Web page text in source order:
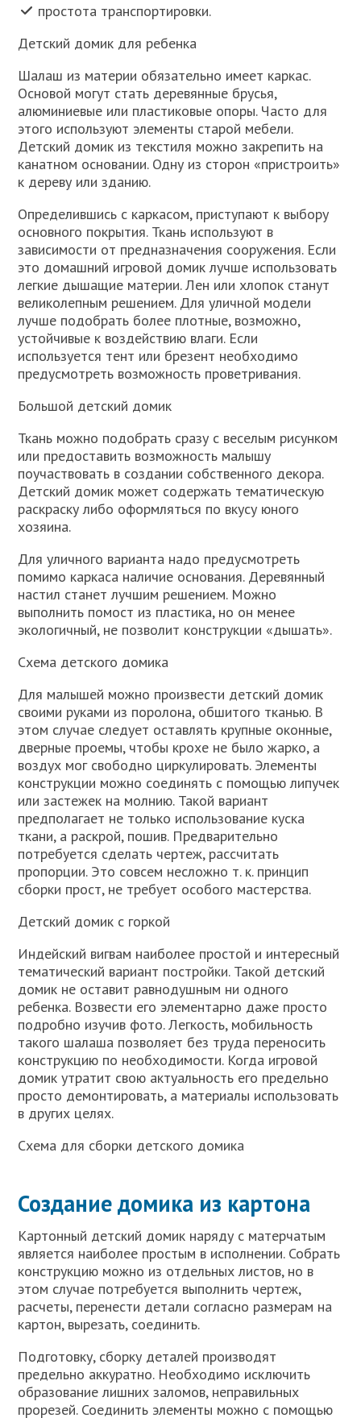
простота транспортировки.
Детский домик для ребенка
Шалаш из материи обязательно имеет каркас.
Основой могут стать деревянные брусья,
алюминиевые или пластиковые опоры. Часто для
этого используют элементы старой мебели.
Детский домик из текстиля можно закрепить на
канатном основании. Одну из сторон «пристроить»
к дереву или зданию.
Определившись с каркасом, приступают к выбору
основного покрытия. Ткань используют в
зависимости от предназначения сооружения. Если
это домашний игровой домик лучше использовать
легкие дышащие материи. Лен или хлопок станут
великолепным решением. Для уличной модели
лучше подобрать более плотные, возможно,
устойчивые к воздействию влаги. Если
используется тент или брезент необходимо
предусмотреть возможность проветривания.
Большой детский домик
Ткань можно подобрать сразу с веселым рисунком
или предоставить возможность малышу
поучаствовать в создании собственного декора.
Детский домик может содержать тематическую
раскраску либо оформляться по вкусу юного
хозяина.
Для уличного варианта надо предусмотреть
помимо каркаса наличие основания. Деревянный
настил станет лучшим решением. Можно
выполнить помост из пластика, но он менее
экологичный, не позволит конструкции «дышать».
Схема детского домика
Для малышей можно произвести детский домик
своими руками из поролона, обшитого тканью. В
этом случае следует оставлять крупные оконные,
дверные проемы, чтобы крохе не было жарко, а
воздух мог свободно циркулировать. Элементы
конструкции можно соединять с помощью липучек
или застежек на молнию. Такой вариант
предполагает не только использование куска
ткани, а раскрой, пошив. Предварительно
потребуется сделать чертеж, рассчитать
пропорции. Это совсем несложно т. к. принцип
сборки прост, не требует особого мастерства.
Детский домик с горкой
Индейский вигвам наиболее простой и интересный
тематический вариант постройки. Такой детский
домик не оставит равнодушным ни одного
ребенка. Возвести его элементарно даже просто
подробно изучив фото. Легкость, мобильность
такого шалаша позволяет без труда переносить
конструкцию по необходимости. Когда игровой
домик утратит свою актуальность его предельно
просто демонтировать, а материалы использовать
в других целях.
Схема для сборки детского домика
Создание домика из картона
Картонный детский домик наряду с матерчатым
является наиболее простым в исполнении. Собрать
конструкцию можно из отдельных листов, но в
этом случае потребуется выполнить чертеж,
расчеты, перенести детали согласно размерам на
картон, вырезать, соединить.
Подготовку, сборку деталей производят
предельно аккуратно. Необходимо исключить
образование лишних заломов, неправильных
прорезей. Соединить элементы можно с помощью